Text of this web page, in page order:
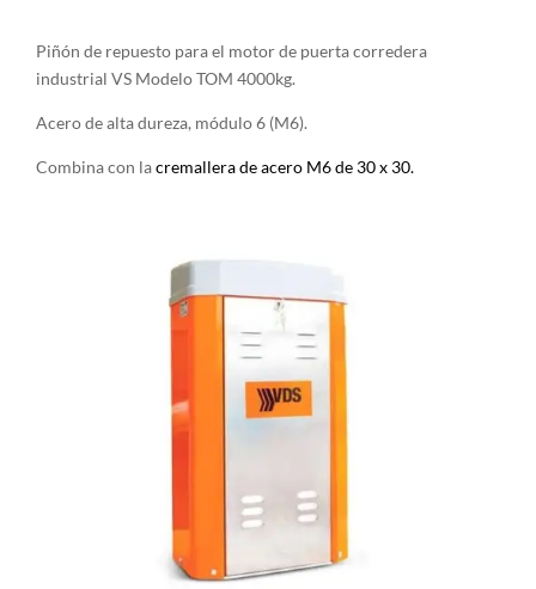
Piñón de repuesto para el motor de puerta corredera
industrial VS Modelo TOM 4000kg.
Acero de alta dureza, módulo 6 (M6).
Combina con lacremallera de acero M6 de 30 x 30.